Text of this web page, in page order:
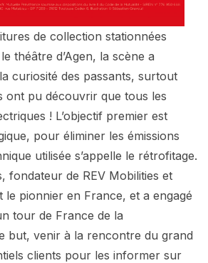
de collection stationnées
théâtre d’Agen, la scène a
curiosité des passants, surtout
ont pu découvrir que tous les
! L’objectif premier est
pour éliminer les émissions
utilisée s’appelle le rétrofitage.
fondateur de REV Mobilities et
le pionnier en France, et a engagé
tour de France de la
but, venir à la rencontre du grand
clients pour les informer sur